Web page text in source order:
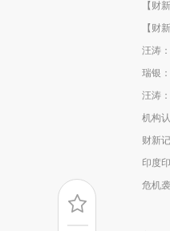
【财
【财
汪涛
瑞银
汪涛
机构
财新
印度
危机